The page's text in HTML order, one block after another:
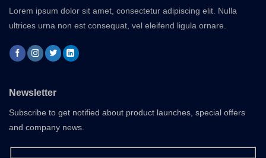
Lorem ipsum dolor sit amet, consectetur adipiscing elit. Nulla
ultrices urna non est consequat, vel eleifend ligula ornare.
Newsletter
Subscribe to get notified about product launches, special offers
and company news.